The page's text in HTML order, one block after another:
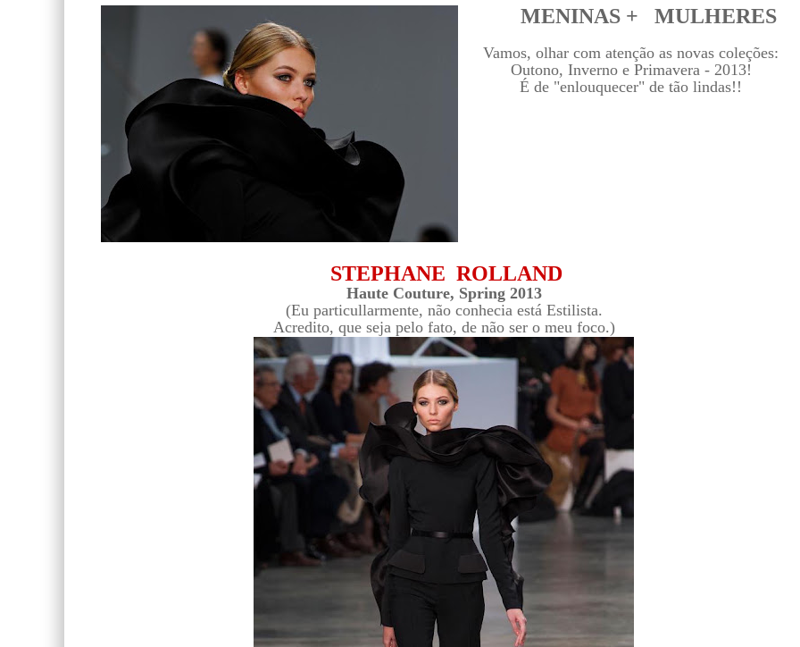
MENINAS + MULHERES
Vamos, olhar com atenção as novas coleções:
Outono, Inverno e Primavera - 2013!
É de "enlouquecer" de tão lindas!!
STEPHANE ROLLAND
Haute Couture, Spring 2013
(Eu particullarmente, não conhecia está Estilista.
Acredito, que seja pelo fato, de não ser o meu foco.)